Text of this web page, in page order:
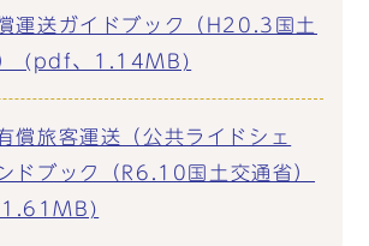
運送ガイドブック（H20.3国土
(pdf、1.14MB)
償旅客運送（公共ライドシェ
ドブック（R6.10国土交通省）